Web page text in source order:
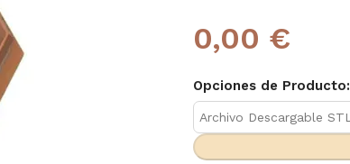
0,00 €
Opciones de Producto: